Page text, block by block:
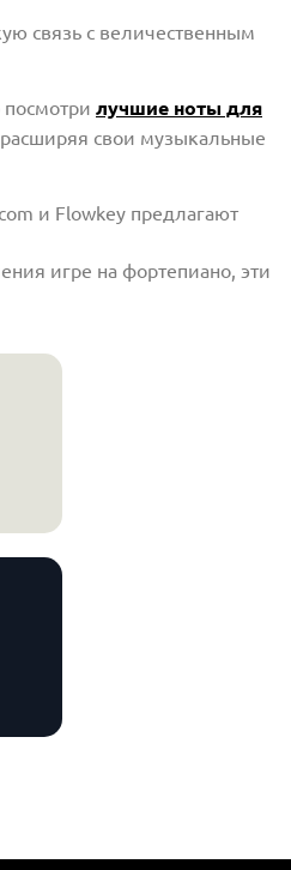
связь с величественным
лучшие ноты для
свои музыкальные
и Flowkey предлагают
игре на фортепиано, эти